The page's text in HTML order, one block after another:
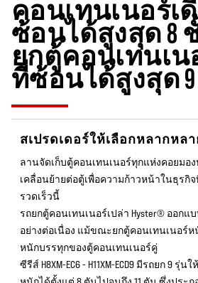
คอนเทนเนอร์เ
ซ้อนได้สูงสุด 8
ยกตู้คอนเทนเน
ที่ซ้อนได้สูงสุด
สเปรดเดอร์ให้เลือกหลากหลา
ลานจัดเก็บตู้คอนเทนเนอร์ทุกแห่งคอยมอ
เคลื่อนย้ายต่อตู้เพื่อความก้าวหน้าในธุรกิจ
รวดเร็วนี้
รถยกตู้คอนเทนเนอร์เปล่า Hyster® ออกแ
อย่างต่อเนื่อง แม้ขณะยกตู้คอนเทนเนอร์
หนักบรรทุกของตู้คอนเทนเนอร์คู่
ซีรีส์ H8XM-EC6 - H11XM-ECD9 มีรถยก 9